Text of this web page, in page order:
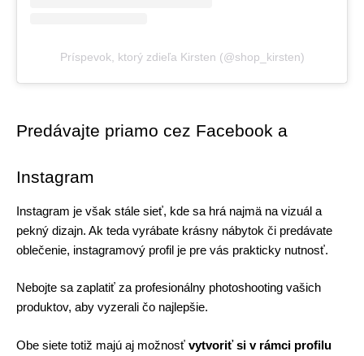
Príspevok, ktorý zdieľa Kirsten (@shop_kirsten)
Predávajte priamo cez Facebook a
Instagram
Instagram je však stále sieť, kde sa hrá najmä na vizuál a
pekný dizajn. Ak teda vyrábate krásny nábytok či predávate
oblečenie, instagramový profil je pre vás prakticky nutnosť.
Nebojte sa zaplatiť za profesionálny photoshooting vašich
produktov, aby vyzerali čo najlepšie.
Obe siete totiž majú aj možnosť vytvoriť si v rámci profilu